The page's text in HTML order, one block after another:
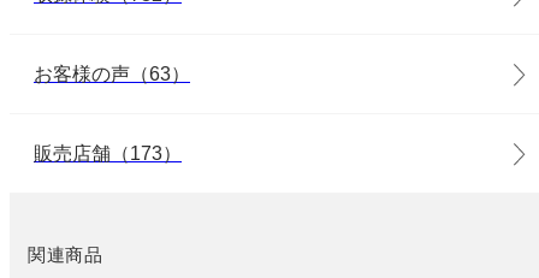
お客様の声（63）
販売店舗（173）
関連商品